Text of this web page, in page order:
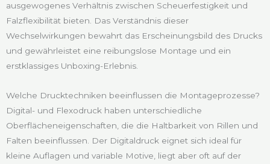
ausgewogenes Verhältnis zwischen Scheuerfestigkeit und
Falzflexibilität bieten. Das Verständnis dieser
Wechselwirkungen bewahrt das Erscheinungsbild des Drucks
und gewährleistet eine reibungslose Montage und ein
erstklassiges Unboxing-Erlebnis.
Welche Drucktechniken beeinflussen die Montageprozesse?
Digital- und Flexodruck haben unterschiedliche
Oberflächeneigenschaften, die die Haltbarkeit von Rillen und
Falten beeinflussen. Der Digitaldruck eignet sich ideal für
kleine Auflagen und variable Motive, liegt aber oft auf der